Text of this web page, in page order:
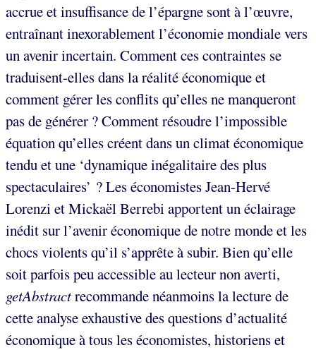
accrue et insuffisance de l’épargne sont à l’œuvre,
entraînant inexorablement l’économie mondiale vers
un avenir incertain. Comment ces contraintes se
traduisent-elles dans la réalité économique et
comment gérer les conflits qu’elles ne manqueront
pas de générer ? Comment résoudre l’impossible
équation qu’elles créent dans un climat économique
tendu et une ‘dynamique inégalitaire des plus
spectaculaires’ ? Les économistes Jean-Hervé
Lorenzi et Mickaël Berrebi apportent un éclairage
inédit sur l’avenir économique de notre monde et les
chocs violents qu’il s’apprête à subir. Bien qu’elle
soit parfois peu accessible au lecteur non averti,
getAbstractrecommande néanmoins la lecture de
cette analyse exhaustive des questions d’actualité
économique à tous les économistes, historiens et